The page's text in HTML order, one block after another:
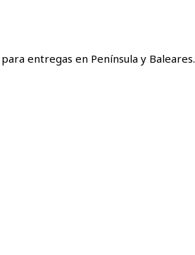
entregas en Península y Baleares.